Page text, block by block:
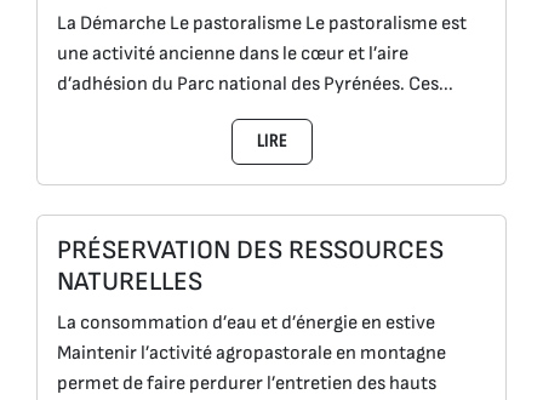
La Démarche Le pastoralisme Le pastoralisme est
une activité ancienne dans le cœur et l’aire
d’adhésion du Parc national des Pyrénées. Ces...
LIRE
PRÉSERVATION DES RESSOURCES
NATURELLES
La consommation d’eau et d’énergie en estive
Maintenir l’activité agropastorale en montagne
permet de faire perdurer l’entretien des hauts